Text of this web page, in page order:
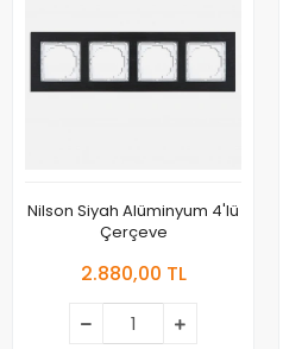
Nilson Siyah Alüminyum 4'lü
Çerçeve
2.880,00 TL